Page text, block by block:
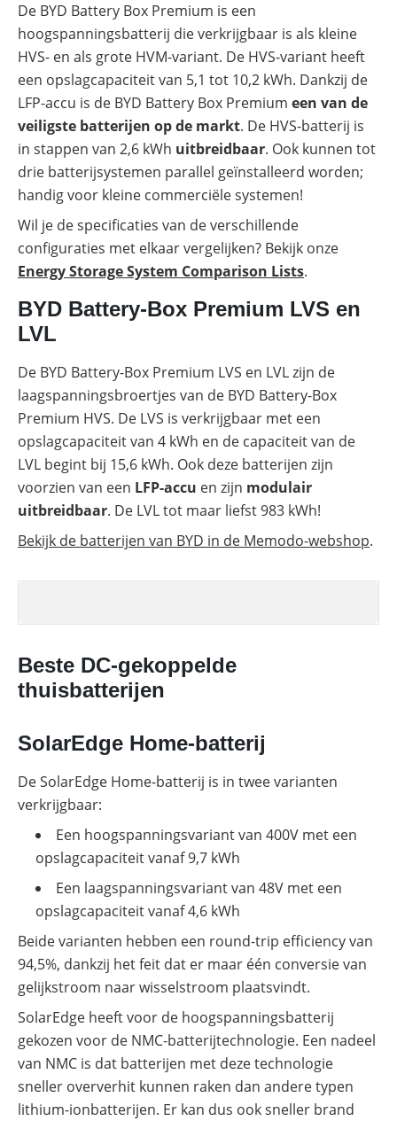
De BYD Battery Box Premium is een
hoogspanningsbatterij die verkrijgbaar is als kleine
HVS- en als grote HVM-variant. De HVS-variant heeft
een opslagcapaciteit van 5,1 tot 10,2 kWh. Dankzij de
LFP-accu is de BYD Battery Box Premium een van de
veiligste batterijen op de markt. De HVS-batterij is
in stappen van 2,6 kWh uitbreidbaar. Ook kunnen tot
drie batterijsystemen parallel geïnstalleerd worden;
handig voor kleine commerciële systemen!
Wil je de specificaties van de verschillende
configuraties met elkaar vergelijken? Bekijk onze
Energy Storage System Comparison Lists.
BYD Battery-Box Premium LVS en
LVL
De BYD Battery-Box Premium LVS en LVL zijn de
laagspanningsbroertjes van de BYD Battery-Box
Premium HVS. De LVS is verkrijgbaar met een
opslagcapaciteit van 4 kWh en de capaciteit van de
LVL begint bij 15,6 kWh. Ook deze batterijen zijn
voorzien van een LFP-accu en zijn modulair
uitbreidbaar. De LVL tot maar liefst 983 kWh!
Bekijk de batterijen van BYD in de Memodo-webshop.
Beste DC-gekoppelde
thuisbatterijen
SolarEdge Home-batterij
De SolarEdge Home-batterij is in twee varianten
verkrijgbaar:
Een hoogspanningsvariant van 400V met een
opslagcapaciteit vanaf 9,7 kWh
Een laagspanningsvariant van 48V met een
opslagcapaciteit vanaf 4,6 kWh
Beide varianten hebben een round-trip efficiency van
94,5%, dankzij het feit dat er maar één conversie van
gelijkstroom naar wisselstroom plaatsvindt.
SolarEdge heeft voor de hoogspanningsbatterij
gekozen voor de NMC-batterijtechnologie. Een nadeel
van NMC is dat batterijen met deze technologie
sneller oververhit kunnen raken dan andere typen
lithium-ionbatterijen. Er kan dus ook sneller brand